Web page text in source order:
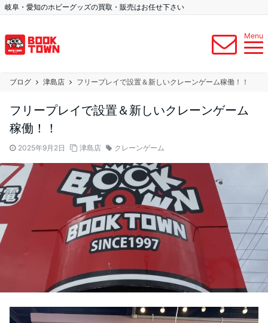
岐阜・愛知のホビーグッズの買取・販売はお任せ下さい
Menu
ブログ 津島店 フリープレイで設置＆新しいクレーンゲーム稼働！！
フリープレイで設置＆新しいクレーンゲーム
稼働！！
2025年9月2日 津島店 クレーンゲーム